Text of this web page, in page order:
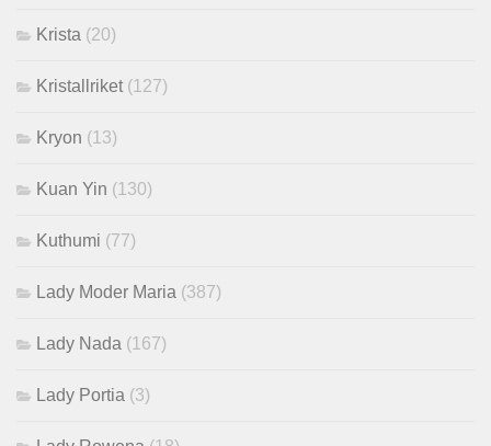
Krista (20)
Kristallriket (127)
Kryon (13)
Kuan Yin (130)
Kuthumi (77)
Lady Moder Maria (387)
Lady Nada (167)
Lady Portia (3)